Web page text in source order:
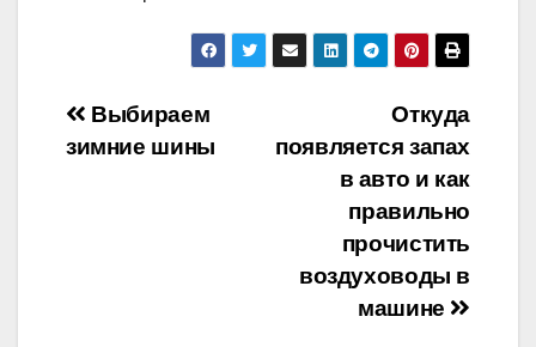
Навигация
Откуда
появляется запах
в авто и как
правильно
прочистить
воздуховоды в
машине
Выбираем
зимние шины